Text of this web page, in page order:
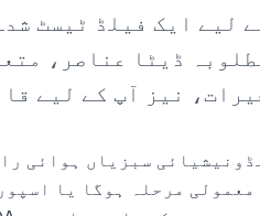
نیز آپ کے لیے